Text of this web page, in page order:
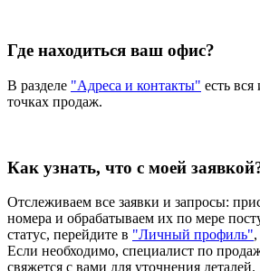
Где находиться ваш офис?
В разделе "Адреса и контакты" есть
точках продаж.
Как узнать, что с моей
Отслеживаем все заявки и запросы:
номера и обрабатываем их по мере
статус, перейдите в "Личный профиль"
Если необходимо, специалист по
свяжется с вами для уточнения деталей.